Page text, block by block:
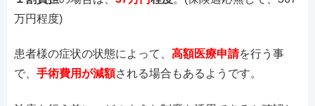
万円程度)
患者様の症状の状態によって、 高額医療申請を行う事
で、 手術費用が減額される場合もあるようです。